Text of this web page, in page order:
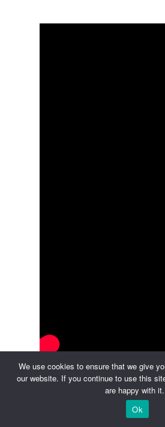
ABSTAND
We use cookies to ensure that we give
our website. If you continue to use this
are happy with it.
Ok